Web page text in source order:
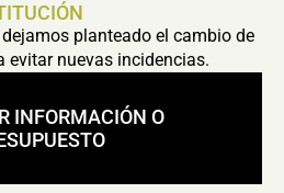
planteado el cambio de
evitar nuevas incidencias.
INFORMACIÓN O